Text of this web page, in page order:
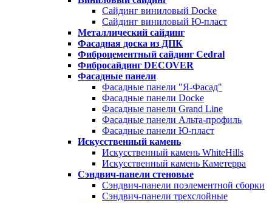
Сайдинг виниловый Docke
Сайдинг виниловый Ю-пласт
Металлический сайдинг
Фасадная доска из ДПК
Фиброцементный сайдинг Cedral
Фибросайдинг DECOVER
Фасадные панели
Фасадные панели "Я-Фасад"
Фасадные панели Docke
Фасадные панели Grand Line
Фасадные панели Альта-профиль
Фасадные панели Ю-пласт
Искусственный камень
Искусственный камень WhiteHills
Искусственный камень Каметерра
Сэндвич-панели стеновые
Сэндвич-панели поэлементной сборки
Сэндвич-панели трехслойные